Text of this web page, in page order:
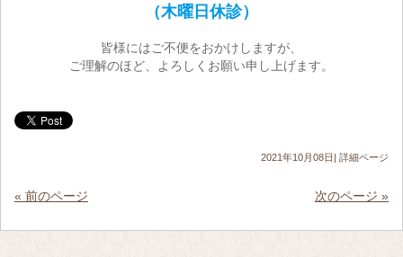
（木曜日休診）
皆様にはご不便をおかけしますが、
ご理解のほど、よろしくお願い申し上げます。
2021年10月08日| 詳細ページ
« 前のページ 次のページ »